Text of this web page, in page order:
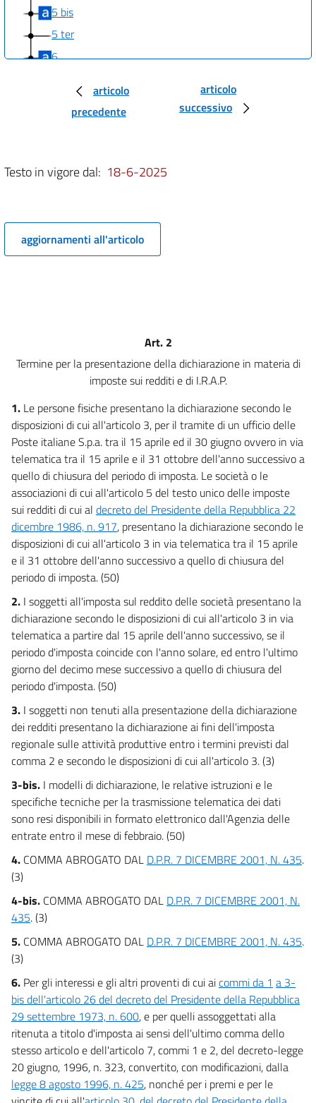
5 bis
5 ter
6
8 bis
articolo
precedente
articolo
successivo
Testo in vigore dal: 18-6-2025
aggiornamenti all'articolo
Art. 2
Termine per la presentazione della dichiarazione in materia di
imposte sui redditi e di I.R.A.P.
1. Le persone fisiche presentano la dichiarazione secondo le
disposizioni di cui all'articolo 3, per il tramite di un ufficio delle
Poste italiane S.p.a. tra il 15 aprile ed il 30 giugno ovvero in via
telematica tra il 15 aprile e il 31 ottobre dell'anno successivo a
quello di chiusura del periodo di imposta. Le società o le
associazioni di cui all'articolo 5 del testo unico delle imposte
sui redditi di cui al decreto del Presidente della Repubblica 22
dicembre 1986, n. 917, presentano la dichiarazione secondo le
disposizioni di cui all'articolo 3 in via telematica tra il 15 aprile
e il 31 ottobre dell'anno successivo a quello di chiusura del
periodo di imposta. (50)
2. I soggetti all'imposta sul reddito delle società presentano la
dichiarazione secondo le disposizioni di cui all'articolo 3 in via
telematica a partire dal 15 aprile dell'anno successivo, se il
periodo d'imposta coincide con l'anno solare, ed entro l'ultimo
giorno del decimo mese successivo a quello di chiusura del
periodo d'imposta. (50)
3. I soggetti non tenuti alla presentazione della dichiarazione
dei redditi presentano la dichiarazione ai fini dell'imposta
regionale sulle attività produttive entro i termini previsti dal
comma 2 e secondo le disposizioni di cui all'articolo 3. (3)
3-bis. I modelli di dichiarazione, le relative istruzioni e le
specifiche tecniche per la trasmissione telematica dei dati
sono resi disponibili in formato elettronico dall'Agenzia delle
entrate entro il mese di febbraio. (50)
4. COMMA ABROGATO DAL D.P.R. 7 DICEMBRE 2001, N. 435.
(3)
4-bis. COMMA ABROGATO DAL D.P.R. 7 DICEMBRE 2001, N.
435. (3)
5. COMMA ABROGATO DAL D.P.R. 7 DICEMBRE 2001, N. 435.
(3)
6. Per gli interessi e gli altri proventi di cui aicommi da 1 a 3-
bis dell'articolo 26 del decreto del Presidente della Repubblica
29 settembre 1973, n. 600, e per quelli assoggettati alla
ritenuta a titolo d'imposta ai sensi dell'ultimo comma dello
stesso articolo e dell'articolo 7, commi 1 e 2, del decreto-legge
20 giugno, 1996, n. 323, convertito, con modificazioni, dalla
legge 8 agosto 1996, n. 425, nonché per i premi e per le